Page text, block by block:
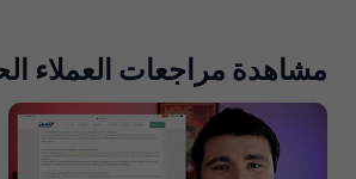
مشاهدة مراجعات العملاء